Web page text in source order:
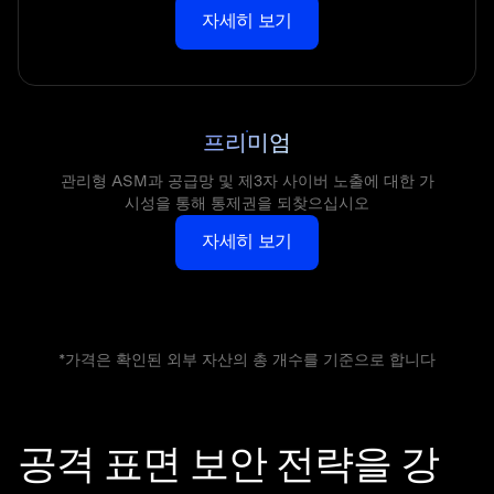
자세히 보기
프리미엄
관리형 ASM과 공급망 및 제3자 사이버 노출에 대한 가
시성을 통해 통제권을 되찾으십시오
자세히 보기
*가격은 확인된 외부 자산의 총 개수를 기준으로 합니다
공격 표면 보안 전략을 강